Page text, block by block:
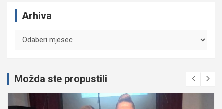
Arhiva
Možda ste propustili